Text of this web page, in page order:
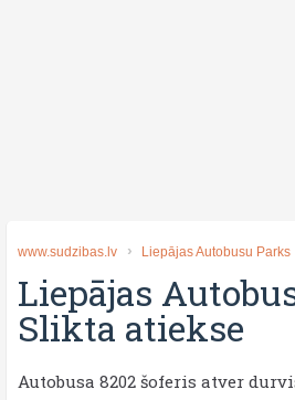
www.sudzibas.lv Liepājas Autobusu Parks
Liepājas
Slikta atiekse
Autobusa 8202 šoferis atver